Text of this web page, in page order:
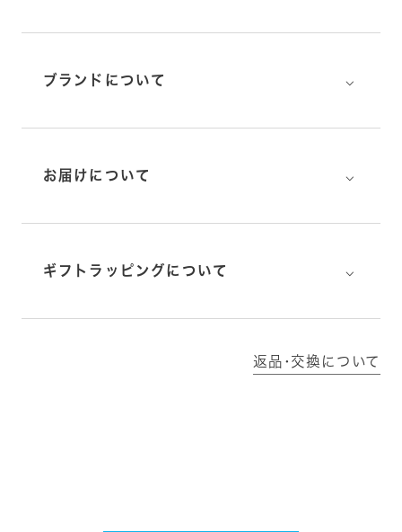
ブランドについて ⌵
お届けについて ⌵
ギフトラッピングについて ⌵
返品･交換について